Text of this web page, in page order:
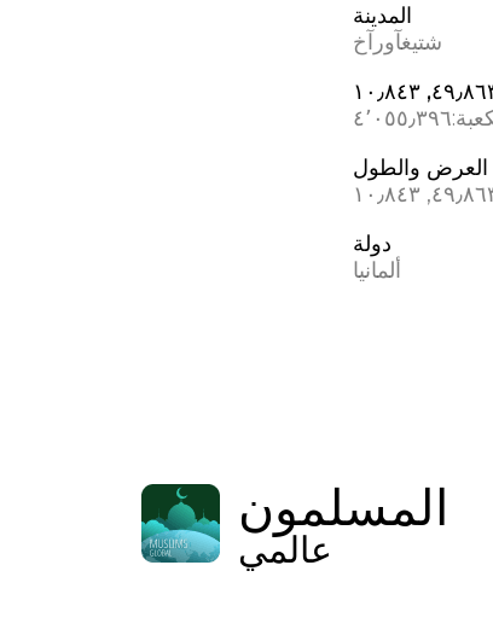
المدينة
شتيغآورآخ
١٠٫٨٤٣
٤٬٠٥٥٫٣٩٦
والطول
١٠٫٨٤٣
دولة
ألمانيا
المسلمون
عالمي